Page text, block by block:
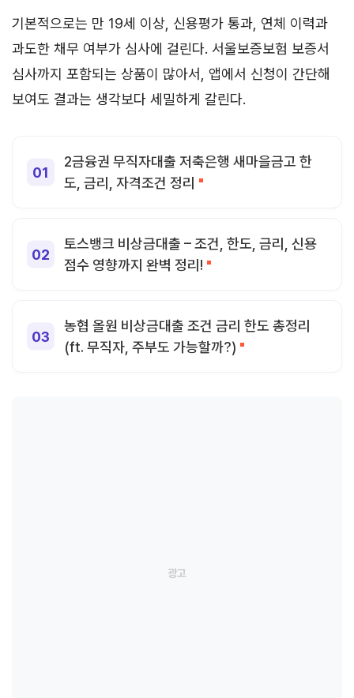
기본적으로는 만 19세 이상, 신용평가 통과, 연체 이력과
과도한 채무 여부가 심사에 걸린다. 서울보증보험 보증서
심사까지 포함되는 상품이 많아서, 앱에서 신청이 간단해
보여도 결과는 생각보다 세밀하게 갈린다.
2금융권 무직자대출 저축은행 새마을금고 한
도, 금리, 자격조건 정리
토스뱅크 비상금대출 – 조건, 한도, 금리, 신용
점수 영향까지 완벽 정리!
농협 올원 비상금대출 조건 금리 한도 총정리
(ft. 무직자, 주부도 가능할까?)